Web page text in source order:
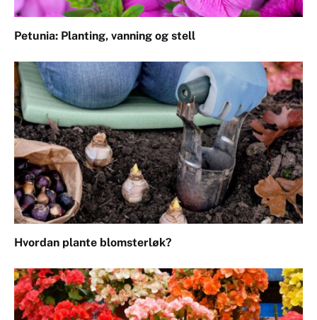
Petunia: Planting, vanning og stell
Hvordan plante blomsterløk?